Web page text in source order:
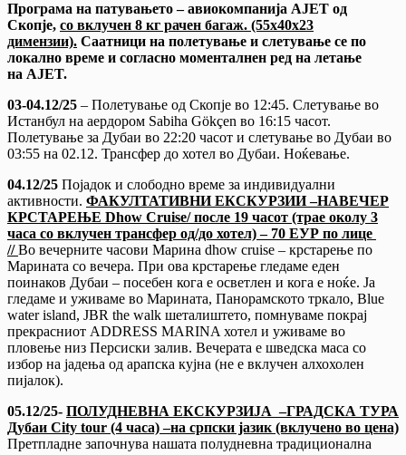
Програма на патувањето – авиокомпанија AJET од
Скопје, со вклучен 8 кг рачен багаж. (55x40x23
димензии). Саатници на полетување и слетување се по
локално време и согласно моменталнен ред на летање
на AJET.
03-04.12/25 – Полетување од Скопје во 12:45. Слетување во
Истанбул на аердором Sabiha Gökçen во 16:15 часот.
Полетување за Дубаи во 22:20 часот и слетување во Дубаи во
03:55 на 02.12. Трансфер до хотел во Дубаи. Ноќевање.
04.12/25 Појадок и слободно време за индивидуални
активности. ФАКУЛТАТИВНИ ЕКСКУРЗИИ –НАВЕЧЕР
КРСТАРЕЊЕ Dhow Cruise/ после 19 часот (трае околу 3
часа со вклучен трансфер од/до хотел) – 70 ЕУР по лице
//Во вечерните часови Марина dhow cruise – крстарење по
Марината со вечера. При ова крстарење гледаме еден
поинаков Дубаи – посебен кога е осветлен и кога е ноќе. Ја
гледаме и уживаме во Марината, Панорамското тркало, Blue
water island, JBR the walk шеталиштето, помнуваме покрај
прекрасниот ADDRESS MARINA хотел и уживаме во
пловење низ Персиски залив. Вечерата е шведска маса со
избор на јадења од арапска кујна (не е вклучен алхохолен
пијалок).
05.12/25- ПОЛУДНЕВНА ЕКСКУРЗИЈА –ГРАДСКА ТУРА
Дубаи City tour (4 часа) –на српски јазик (вклучено во цена)
Претпладне започнува нашата полудневна традиционална